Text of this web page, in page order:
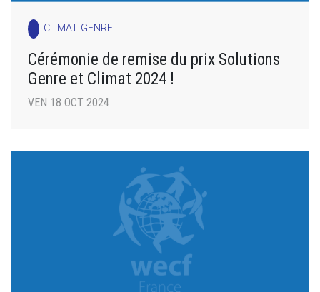
CLIMAT GENRE
Cérémonie de remise du prix Solutions
Genre et Climat 2024 !
VEN 18 OCT 2024